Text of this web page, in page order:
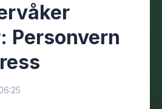
Personvern